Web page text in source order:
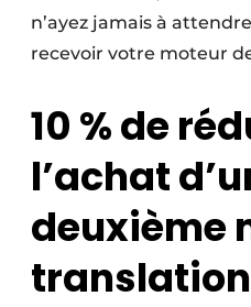
n’ayez jamais à
recevoir votre moteur
10 % de
l’achat
deuxième
translation